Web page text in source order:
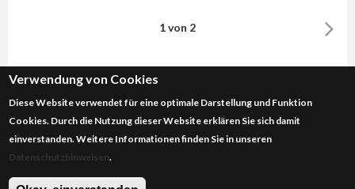
1 von 2
Herzlich Willkommen beim
Verwendung von Cookies
Diese Website verwendet für eine optimale Darstellung und Funktion
Cookies. Durch die Nutzung dieser Website erklären Sie sich damit
einverstanden. Weitere Informationen finden Sie in unseren
Datenschutzhinweisen.